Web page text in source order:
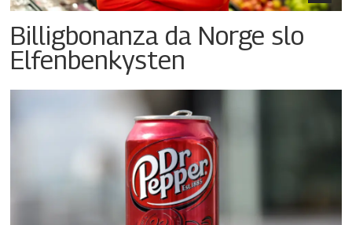
Billigbonanza da Norge slo
Elfenbenkysten